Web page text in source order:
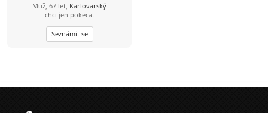
Muž, 67 let, Karlovarský
chci jen pokecat
Seznámit se